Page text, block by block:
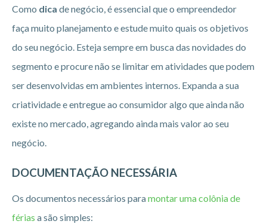
Como dica de negócio, é essencial que o empreendedor
faça muito planejamento e estude muito quais os objetivos
do seu negócio. Esteja sempre em busca das novidades do
segmento e procure não se limitar em atividades que podem
ser desenvolvidas em ambientes internos. Expanda a sua
criatividade e entregue ao consumidor algo que ainda não
existe no mercado, agregando ainda mais valor ao seu
negócio.
DOCUMENTAÇÃO NECESSÁRIA
Os documentos necessários paramontar uma colônia de
férias a são simples: